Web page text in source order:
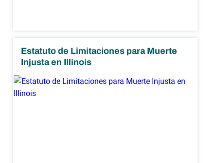
Estatuto de Limitaciones para Muerte
Injusta en Illinois